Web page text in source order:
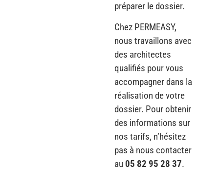
préparer le dossier.
Chez PERMEASY,
nous travaillons avec
des architectes
qualifiés pour vous
accompagner dans la
réalisation de votre
dossier. Pour obtenir
des informations sur
nos tarifs, n’hésitez
pas à nous contacter
au 05 82 95 28 37.